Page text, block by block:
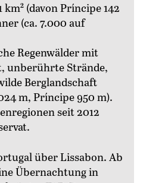
(davon Príncipe 142
(ca. 7.000 auf
Regenwälder mit
unberührte Strände,
Berglandschaft
m, Príncipe 950 m).
seit 2012
über Lissabon. Ab
Übernachtung in